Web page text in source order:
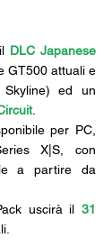
DLC Japanese
GT500 attuali e
ed un
.
per PC,
X|S, con
a partire da
uscirà il 31